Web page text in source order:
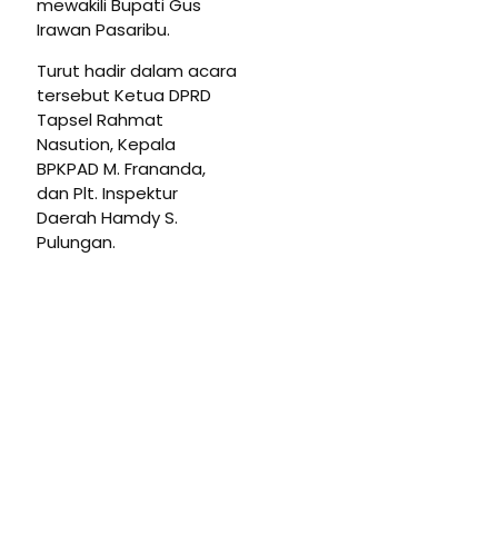
mewakili Bupati Gus
Irawan Pasaribu.
Turut hadir dalam acara
tersebut Ketua DPRD
Tapsel Rahmat
Nasution, Kepala
BPKPAD M. Frananda,
dan Plt. Inspektur
Daerah Hamdy S.
Pulungan.